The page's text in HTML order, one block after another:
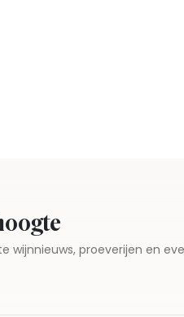
wijnnieuws, proeverijen en